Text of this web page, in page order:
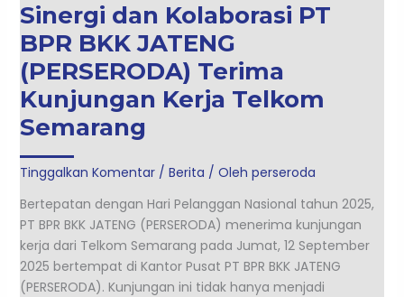
Sinergi dan Kolaborasi PT
BPR BKK JATENG
(PERSERODA) Terima
Kunjungan Kerja Telkom
Semarang
Tinggalkan Komentar / Berita / Oleh perseroda
Bertepatan dengan Hari Pelanggan Nasional tahun 2025,
PT BPR BKK JATENG (PERSERODA) menerima kunjungan
kerja dari Telkom Semarang pada Jumat, 12 September
2025 bertempat di Kantor Pusat PT BPR BKK JATENG
(PERSERODA). Kunjungan ini tidak hanya menjadi
Kerja
Telkom
Semarang